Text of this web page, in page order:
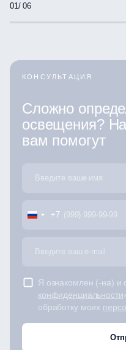
/ 06
КОНСУЛЬТАЦИЯ
Сложно
освещения?
вам помогут
+7
Я ознакомлен (-на) и
конфиденциальности
обработку моих